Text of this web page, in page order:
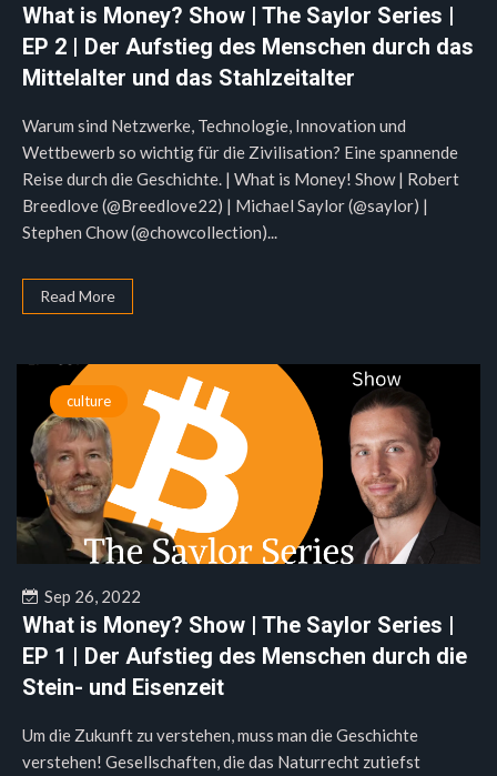
What is Money? Show | The Saylor Series |
EP 2 | Der Aufstieg des Menschen durch das
Mittelalter und das Stahlzeitalter
Warum sind Netzwerke, Technologie, Innovation und
Wettbewerb so wichtig für die Zivilisation? Eine spannende
Reise durch die Geschichte. | What is Money! Show | Robert
Breedlove (@Breedlove22) | Michael Saylor (@saylor) |
Stephen Chow (@chowcollection)...
Read More
culture
Sep 26, 2022
What is Money? Show | The Saylor Series |
EP 1 | Der Aufstieg des Menschen durch die
Stein- und Eisenzeit
Um die Zukunft zu verstehen, muss man die Geschichte
verstehen! Gesellschaften, die das Naturrecht zutiefst